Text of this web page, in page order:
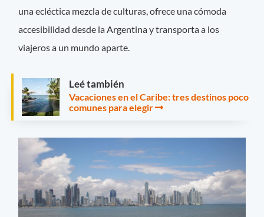
una ecléctica mezcla de culturas, ofrece una cómoda
accesibilidad desde la Argentina y transporta a los
viajeros a un mundo aparte.
Leé también
Vacaciones en el Caribe: tres destinos poco
comunes para elegir